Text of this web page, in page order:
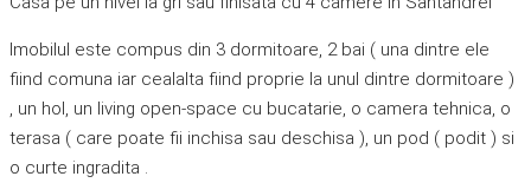
Imobilul este compus din 3 dormitoare, 2 bai ( una dintre ele
fiind comuna iar cealalta fiind proprie la unul dintre dormitoare )
, un hol, un living open-space cu bucatarie, o camera tehnica, o
terasa ( care poate fii inchisa sau deschisa ), un pod ( podit ) si
o curte ingradita .